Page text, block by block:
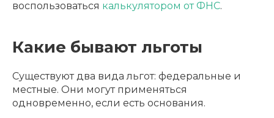
воспользоваться калькулятором от ФНС.
Какие бывают льготы
Существуют два вида льгот: федеральные и
местные. Они могут применяться
одновременно, если есть основания.